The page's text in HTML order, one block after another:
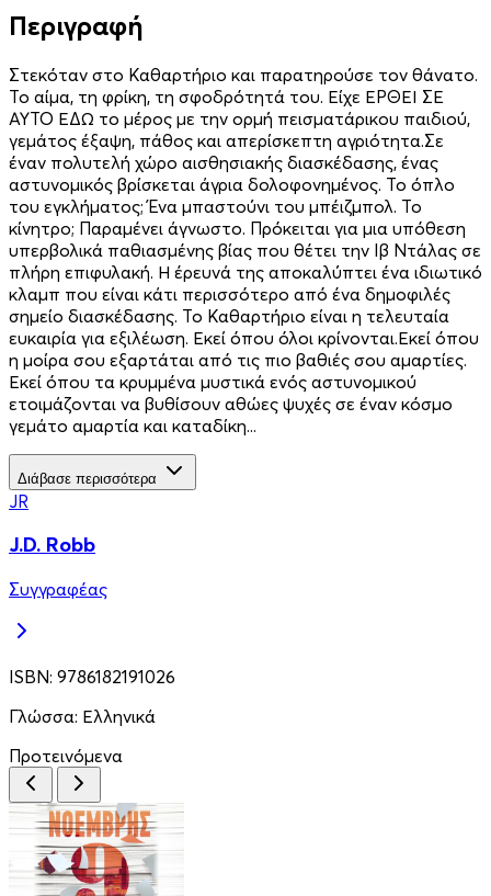
Περιγραφή
Στεκόταν στο Καθαρτήριο και παρατηρούσε τον θάνατο.
Το αίμα, τη φρίκη, τη σφοδρότητά του. Είχε ΕΡΘΕΙ ΣΕ
ΑΥΤΟ ΕΔΩ το μέρος με την ορμή πεισματάρικου παιδιού,
γεμάτος έξαψη, πάθος και απερίσκεπτη αγριότητα.Σε
έναν πολυτελή χώρο αισθησιακής διασκέδασης, ένας
αστυνομικός βρίσκεται άγρια δολοφονημένος. Το όπλο
του εγκλήματος; Ένα μπαστούνι του μπέιζμπολ. Το
κίνητρο; Παραμένει άγνωστο. Πρόκειται για μια υπόθεση
υπερβολικά παθιασμένης βίας που θέτει την Iβ Ντάλας σε
πλήρη επιφυλακή. Η έρευνά της αποκαλύπτει ένα ιδιωτικό
κλαμπ που είναι κάτι περισσότερο από ένα δημοφιλές
σημείο διασκέδασης. Το Καθαρτήριο είναι η τελευταία
ευκαιρία για εξιλέωση. Εκεί όπου όλοι κρίνονται.Εκεί όπου
η μοίρα σου εξαρτάται από τις πιο βαθιές σου αμαρτίες.
Εκεί όπου τα κρυμμένα μυστικά ενός αστυνομικού
ετοιμάζονται να βυθίσουν αθώες ψυχές σε έναν κόσμο
γεμάτο αμαρτία και καταδίκη...
Διάβασε περισσότερα
JR
J.D. Robb
Συγγραφέας
ISBN: 9786182191026
Γλώσσα: Ελληνικά
Προτεινόμενα